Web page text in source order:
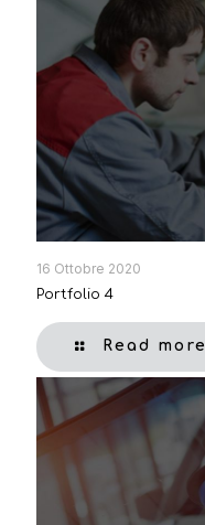
16 Ottobre 2020
Portfolio 4
Read more